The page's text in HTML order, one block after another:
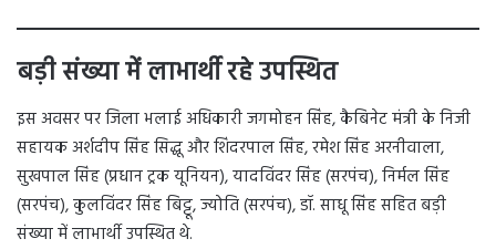
बड़ी संख्या में लाभार्थी रहे उपस्थित
इस अवसर पर जिला भलाई अधिकारी जगमोहन सिंह, कैबिनेट मंत्री के निजी
सहायक अर्शदीप सिंह सिद्धू और शिंदरपाल सिंह, रमेश सिंह अरनीवाला,
सुखपाल सिंह (प्रधान ट्रक यूनियन), यादविंदर सिंह (सरपंच), निर्मल सिंह
(सरपंच), कुलविंदर सिंह बिट्टू, ज्योति (सरपंच), डॉ. साधू सिंह सहित बड़ी
संख्या में लाभार्थी उपस्थित थे.